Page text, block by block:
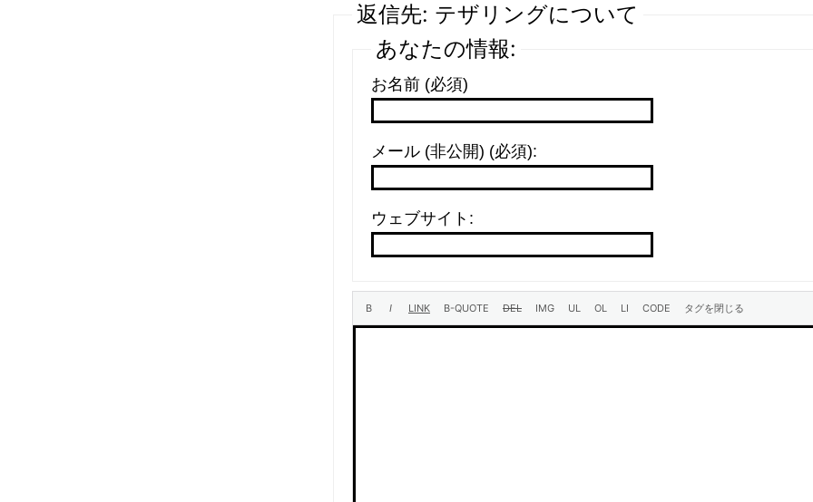
返信先: テザリングについて
あなたの情報:
お名前 (必須)
メール (非公開) (必須):
ウェブサイト: